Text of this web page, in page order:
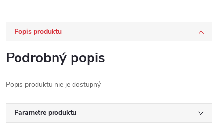
Popis produktu
Podrobný popis
Popis produktu nie je dostupný
Parametre produktu